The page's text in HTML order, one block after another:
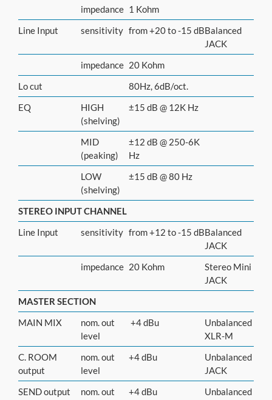
impedance 1 Kohm
Line Input
sensitivity from +20 to -15 dBBalanced
JACK
impedance 20 Kohm
Lo cut
80Hz, 6dB/oct.
EQ
HIGH
(shelving)
±15 dB @ 12K Hz
MID
(peaking)
±12 dB @ 250-6K
Hz
LOW
(shelving)
±15 dB @ 80 Hz
STEREO INPUT CHANNEL
Line Input
sensitivity from +12 to -15 dBBalanced
JACK
impedance 20 Kohm
Stereo Mini
JACK
MASTER SECTION
MAIN MIX
nom. out
level
+4 dBu
Unbalanced
XLR-M
C. ROOM
output
nom. out
level
+4 dBu
Unbalanced
JACK
SEND output
nom. out
+4 dBu
Unbalanced